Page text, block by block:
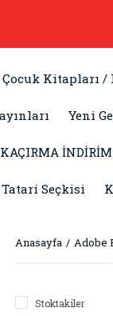
Çocuk Kitapları /
Yeni
Tatari Seçkisi
Anasayfa Adobe
Stoktakiler